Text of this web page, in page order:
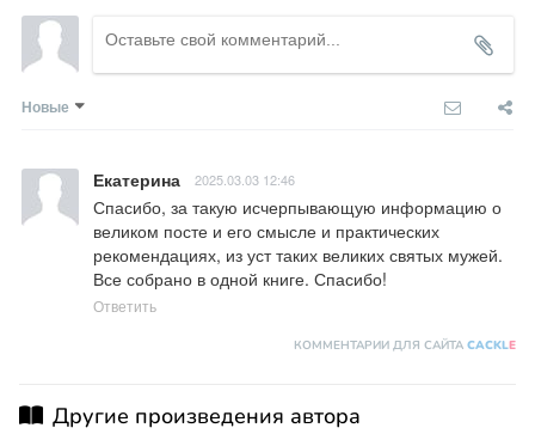
Новые
Екатерина 2025.03.03 12:46
Спасибо, за такую исчерпывающую информацию о
великом посте и его смысле и практических
рекомендациях, из уст таких великих святых мужей.
Все собрано в одной книге. Спасибо!
Ответить
КОММЕНТАРИИ ДЛЯ САЙТА CACKLE
Другие произведения автора